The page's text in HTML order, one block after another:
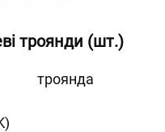
троянди (шт.)
троянда